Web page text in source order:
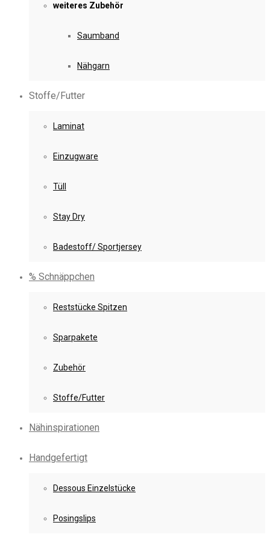
weiteres Zubehör
Saumband
Nähgarn
Stoffe/Futter
Laminat
Einzugware
Tüll
Stay Dry
Badestoff/ Sportjersey
% Schnäppchen
Reststücke Spitzen
Sparpakete
Zubehör
Stoffe/Futter
Nähinspirationen
Handgefertigt
Dessous Einzelstücke
Posingslips